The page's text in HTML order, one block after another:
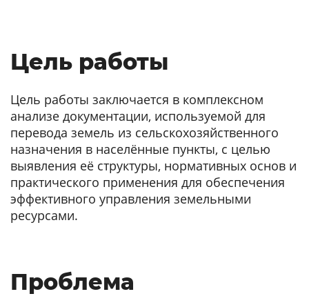
Цель работы
Цель работы заключается в комплексном
анализе документации, используемой для
перевода земель из сельскохозяйственного
назначения в населённые пункты, с целью
выявления её структуры, нормативных основ и
практического применения для обеспечения
эффективного управления земельными
ресурсами.
Проблема